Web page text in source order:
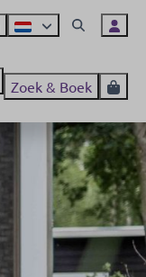
Zoek & Boek